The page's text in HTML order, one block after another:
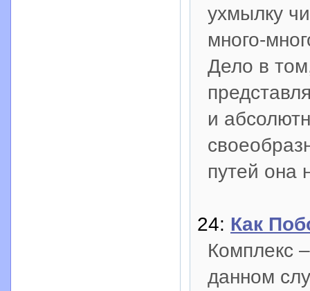
ухмылку
много-
Дело в
и
путей она
24: Как
Комплекс
данном